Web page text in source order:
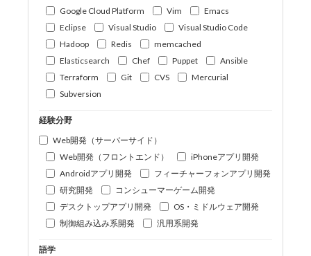
Google Cloud Platform
Vim
Emacs
Eclipse
Visual Studio
Visual Studio Code
Hadoop
Redis
memcached
Elasticsearch
Chef Puppet
Ansible
Terraform
Git CVS
Mercurial
Subversion
経験分野
Web開発（サーバーサイド）
Web開発（フロントエンド）
iPhoneアプリ開発
Androidアプリ開発
フィーチャーフォンアプリ開発
研究開発
コンシューマーゲーム開発
デスクトップアプリ開発
OS・ミドルウェア開発
制御組み込み系開発
汎用系開発
語学